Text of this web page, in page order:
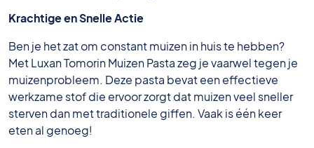
Krachtige en Snelle Actie
Ben je het zat om constant muizen in huis te hebben?
Met Luxan Tomorin Muizen Pasta zeg je vaarwel tegen je
muizenprobleem. Deze pasta bevat een effectieve
werkzame stof die ervoor zorgt dat muizen veel sneller
sterven dan met traditionele giffen. Vaak is één keer
eten al genoeg!